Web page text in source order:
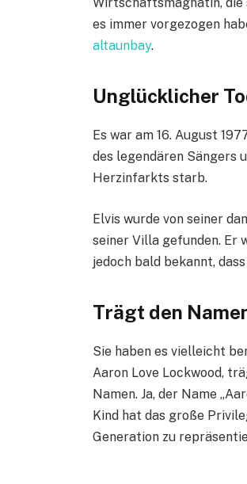
es immer vorgezogen
altaunbay.
Unglücklicher
Es war am 16. August
des legendären Sängers
Herzinfarkts starb.
Elvis wurde von seiner
seiner Villa gefunden. Er
jedoch bald bekannt,
Trägt den
Sie haben es vielleicht
Aaron Love Lockwood,
Namen. Ja, der Name
Kind hat das große
Generation zu